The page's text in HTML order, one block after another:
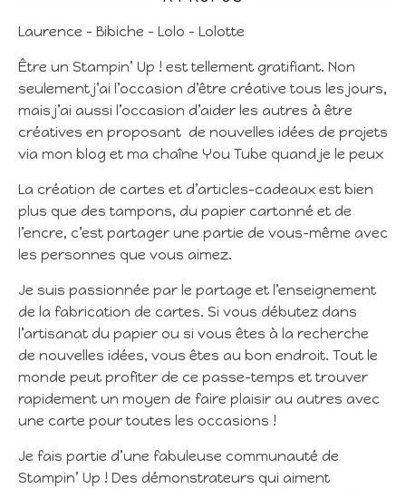
Laurence – Bibiche – Lolo – Lolotte
Être un Stampin’ Up ! est tellement gratifiant. Non
seulement j’ai l’occasion d’être créative tous les jours,
mais j’ai aussi l’occasion d’aider les autres à être
créatives en proposant de nouvelles idées de projets
via mon blog et ma chaîne You Tube quand je le peux
La création de cartes et d’articles-cadeaux est bien
plus que des tampons, du papier cartonné et de
l’encre, c’est partager une partie de vous-même avec
les personnes que vous aimez.
Je suis passionnée par le partage et l’enseignement
de la fabrication de cartes. Si vous débutez dans
l’artisanat du papier ou si vous êtes à la recherche
de nouvelles idées, vous êtes au bon endroit. Tout le
monde peut profiter de ce passe-temps et trouver
rapidement un moyen de faire plaisir au autres avec
une carte pour toutes les occasions !
Je fais partie d’une fabuleuse communauté de
Stampin’ Up ! Des démonstrateurs qui aiment